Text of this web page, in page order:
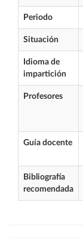
Periodo
Situación
Idioma de
impartición
Profesores
Guía docente
Bibliografía
recomendada